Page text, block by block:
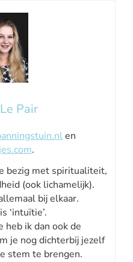
Pair
en
.
bezig met spiritualiteit,
(ook lichamelijk).
bij elkaar.
‘intuïtie’.
heb ik dan ook de
je nog dichterbij jezelf
stem te brengen.